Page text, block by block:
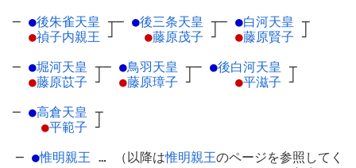
─ ●後朱雀天皇 ┬
●禎子内親王 ┘
─ ●後三条天皇 ┬
●藤原茂子 ┘
─ ●白河天皇 ┬
●藤原賢子 ┘
─ ●堀河天皇 ┬
●藤原苡子 ┘
─ ●鳥羽天皇 ┬
●藤原璋子 ┘
─ ●後白河天皇 ┬
●平滋子 ┘
─ ●高倉天皇 ┬
●平範子 ┘
─ ●惟明親王 … （以降は惟明親王のページを参照してく